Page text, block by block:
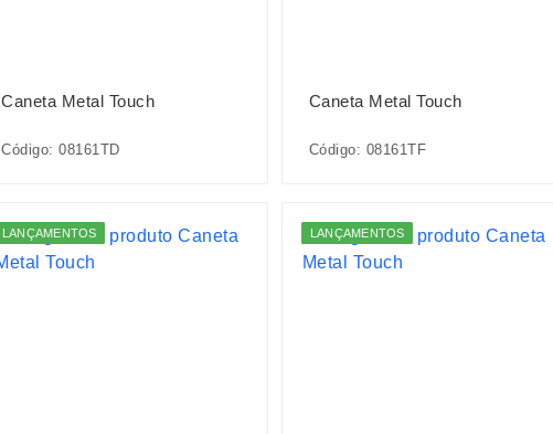
Caneta Metal Touch
Código: 08161TD
Caneta Metal Touch
Código: 08161TF
LANÇAMENTOS LANÇAMENTOS